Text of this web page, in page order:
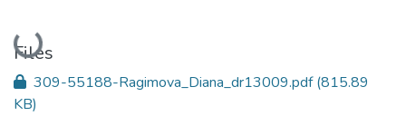
Loading...
Files
309-55188-Ragimova_Diana_dr13009.pdf(815.89
KB)